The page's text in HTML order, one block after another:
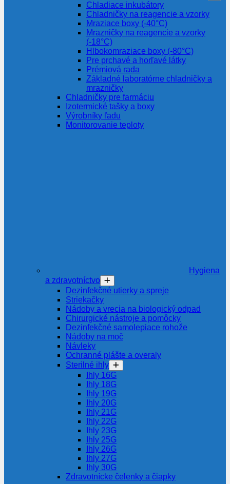
Chladiace inkubátory
Chladničky na reagencie a vzorky
Mraziace boxy (-40°C)
Mrazničky na reagencie a vzorky
(-18°C)
Hlbokomraziace boxy (-80°C)
Pre prchavé a horľavé látky
Prémiová rada
Základné laboratórne chladničky a
mrazničky
Chladničky pre farmáciu
Izotermické tašky a boxy
Výrobníky ľadu
Monitorovanie teploty
Hygiena
a zdravotníctvo
Dezinfekčné utierky a spreje
Striekačky
Nádoby a vrecia na biologický odpad
Chirurgické nástroje a pomôcky
Dezinfekčné samolepiace rohože
Nádoby na moč
Návleky
Ochranné plášte a overaly
Sterilné ihly
Ihly 16G
Ihly 18G
Ihly 19G
Ihly 20G
Ihly 21G
Ihly 22G
Ihly 23G
Ihly 25G
Ihly 26G
Ihly 27G
Ihly 30G
Zdravotnícke čelenky a čiapky